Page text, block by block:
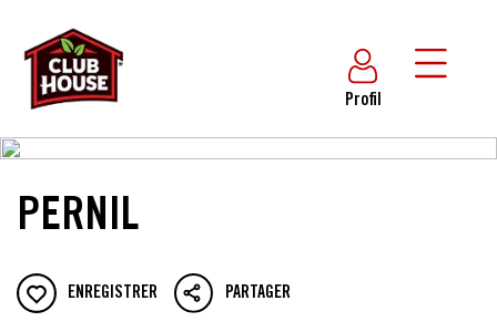
Profil
PERNIL
ENREGISTRER PARTAGER